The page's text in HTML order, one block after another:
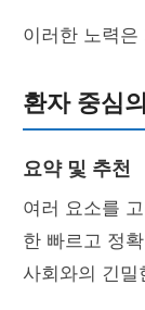
이러한 노력
환자 중심
요약 및 추천
여러 요소를
한 빠르고 정
사회와의 긴밀